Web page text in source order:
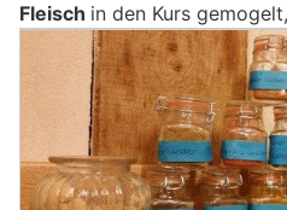
Fleisch in den Kurs